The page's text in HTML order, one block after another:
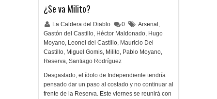
¿Se va Milito?
La Caldera del Diablo 0 Arsenal ,
Gastón del Castillo, Héctor Maldonado, Hugo
Moyano, Leonel del Castillo, Mauricio Del
Castillo, Miguel Gomis, Milito, Pablo Moyano,
Reserva, Santiago Rodríguez
Desgastado, el ídolo de Independiente tendría
pensado dar un paso al costado y no continuar al
frente de la Reserva. Este viernes se reunirá con